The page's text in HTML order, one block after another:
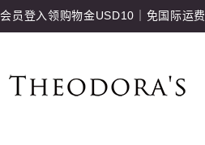
员登入领购物金USD10｜免国际运费